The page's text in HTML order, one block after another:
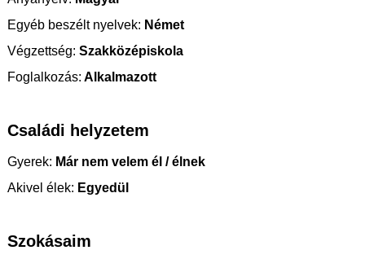
Egyéb beszélt nyelvek: Német
Végzettség: Szakközépiskola
Foglalkozás: Alkalmazott
Családi helyzetem
Gyerek: Már nem velem él / élnek
Akivel élek: Egyedül
Szokásaim